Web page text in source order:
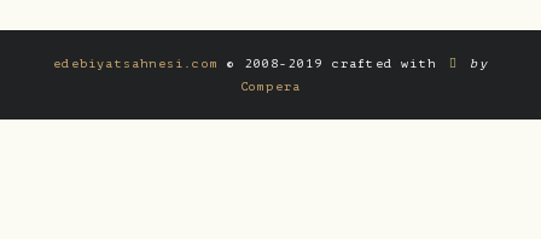
edebiyatsahnesi.com © 2008-2019 crafted with
by
Compera